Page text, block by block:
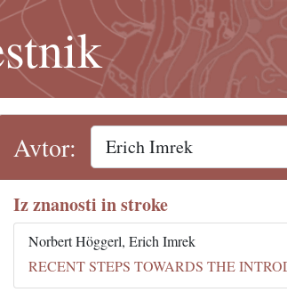
Avtor:
Iz znanosti in stroke
Norbert Höggerl, Erich Imrek
RECENT STEPS TOWARDS THE